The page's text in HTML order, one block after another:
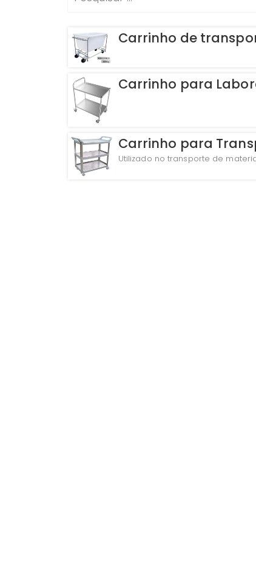
Carrinho de
Carrinho para
Carrinho para
Utilizado no transporte de